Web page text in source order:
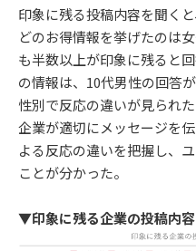
印象に残る投稿内容を聞く
どのお得情報を挙げたのは
も半数以上が印象に残ると
の情報は、10代男性の回答
性別で反応の違いが見られた
企業が適切にメッセージを
よる反応の違いを把握し、
ことが分かった。
▼印象に残る企業の投稿内容